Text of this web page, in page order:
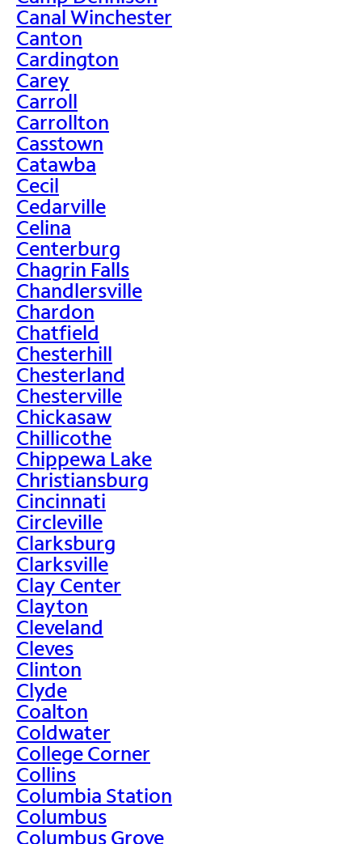
Canal Winchester
Canton
Cardington
Carey
Carroll
Carrollton
Casstown
Catawba
Cecil
Cedarville
Celina
Centerburg
Chagrin Falls
Chandlersville
Chardon
Chatfield
Chesterhill
Chesterland
Chesterville
Chickasaw
Chillicothe
Chippewa Lake
Christiansburg
Cincinnati
Circleville
Clarksburg
Clarksville
Clay Center
Clayton
Cleveland
Cleves
Clinton
Clyde
Coalton
Coldwater
College Corner
Collins
Columbia Station
Columbus
Columbus Grove